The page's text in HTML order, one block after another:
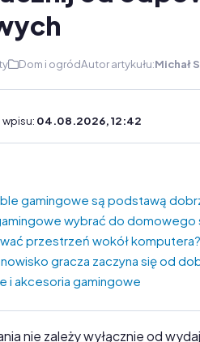
Dom i ogródAutor artykułu:Michał
04.08.2026, 12:42
gamingowe są podstawą
wybrać do domowego
przestrzeń wokół komputera?
gracza zaczyna się od
i akcesoria gamingowe
nie zależy wyłącznie od